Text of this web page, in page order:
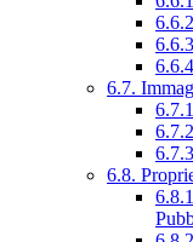
6.7.
6.8.